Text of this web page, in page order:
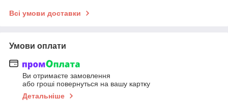
Всі умови доставки
Умови оплати
Ви отримаєте замовлення
або гроші повернуться на вашу картку
Детальніше